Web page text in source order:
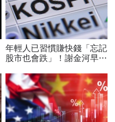
年輕人已習慣賺快錢「忘記
股市也會跌」！謝金河早一
出事：根本把投資人丟火坑